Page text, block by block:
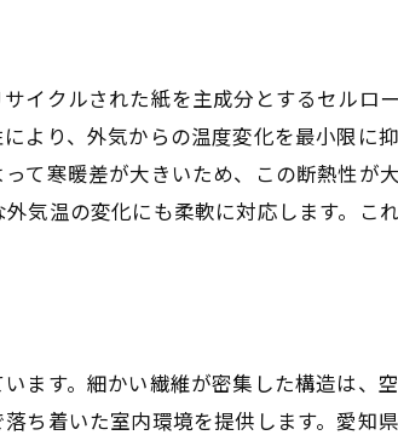
比較
る理由
熱材の選択
向上
さとその効果
択
るセルロースファイバー
イクルされた紙を主成分とするセルロ
より、外気からの温度変化を最小限に
寒暖差が大きいため、この断熱性が
気温の変化にも柔軟に対応します。こ
す。細かい繊維が密集した構造は、
ち着いた室内環境を提供します。愛知